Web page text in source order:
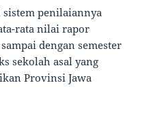
penilaiannya
rata nilai rapor
dengan semester
sekolah asal yang
Provinsi Jawa